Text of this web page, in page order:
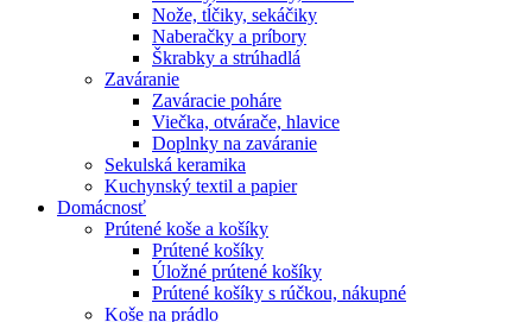
Nože, tĺčiky, sekáčiky
Naberačky a príbory
Škrabky a strúhadlá
Zaváranie
Zaváracie poháre
Viečka, otvárače, hlavice
Doplnky na zaváranie
Sekulská keramika
Kuchynský textil a papier
Domácnosť
Prútené koše a košíky
Prútené košíky
Úložné prútené košíky
Prútené košíky s rúčkou, nákupné
Koše na prádlo